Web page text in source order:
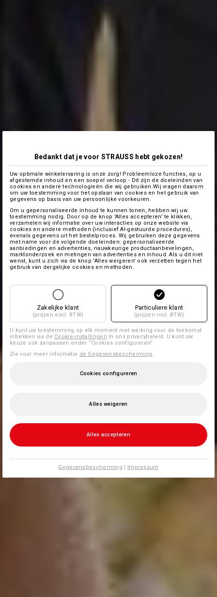
Bedankt dat je voor STRAUSS hebt gekozen!
Uw optimale winkelervaring is onze zorg! Probleemloze functies, op u
afgestemde inhoud en een soepel verloop - Dit zijn de doeleinden van
cookies en andere technologieën die wij gebruiken.Wij vragen daarom
om uw toestemming voor het opslaan van cookies en het gebruik van
gegevens op basis van uw persoonlijke voorkeuren.
Om u gepersonaliseerde inhoud te kunnen tonen, hebben wij uw
toestemming nodig. Door op de knop 'Alles accepteren' te klikken,
verzamelen wij informatie over uw interacties op onze website via
cookies en andere methoden (inclusief AI-gestuurde procedures),
evenals gegevens uit het bestelproces. Wij gebruiken deze gegevens
met name voor de volgende doeleinden: gepersonaliseerde
aanbiedingen en advertenties, nauwkeurige productaanbevelingen,
marktonderzoek en metingen van advertenties en inhoud. Als u dit niet
wenst, kunt u zich via de knop 'Alles weigeren' ook verzetten tegen het
gebruik van dergelijke cookies en methoden.
Zakelijke klant
(prijzen excl. BTW)
Particuliere klant
(prijzen incl. BTW)
U kunt uw toestemming op elk moment met werking voor de toekomst
intrekken via de Cookie-instellingen in ons privacybeleid. U kunt uw
keuze ook aanpassen onder “Cookies configureren”.
Zie voor meer informatie de Gegevensbescherming.
Cookies configureren
Alles weigeren
Alles accepteren
Gegevensbescherming | Impressum